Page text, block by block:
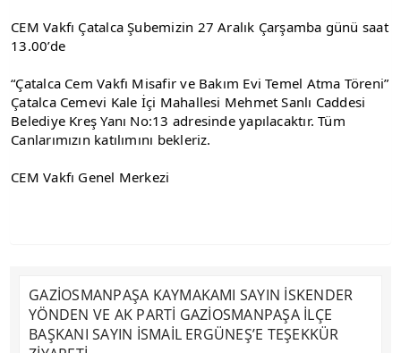
CEM Vakfı Çatalca Şubemizin 27 Aralık Çarşamba günü saat
13.00’de
“Çatalca Cem Vakfı Misafir ve Bakım Evi Temel Atma Töreni”
Çatalca Cemevi Kale İçi Mahallesi Mehmet Sanlı Caddesi
Belediye Kreş Yanı No:13 adresinde yapılacaktır. Tüm
Canlarımızın katılımını bekleriz.
CEM Vakfı Genel Merkezi
GAZİOSMANPAŞA KAYMAKAMI SAYIN İSKENDER
YÖNDEN VE AK PARTİ GAZİOSMANPAŞA İLÇE
BAŞKANI SAYIN İSMAİL ERGÜNEŞ’E TEŞEKKÜR